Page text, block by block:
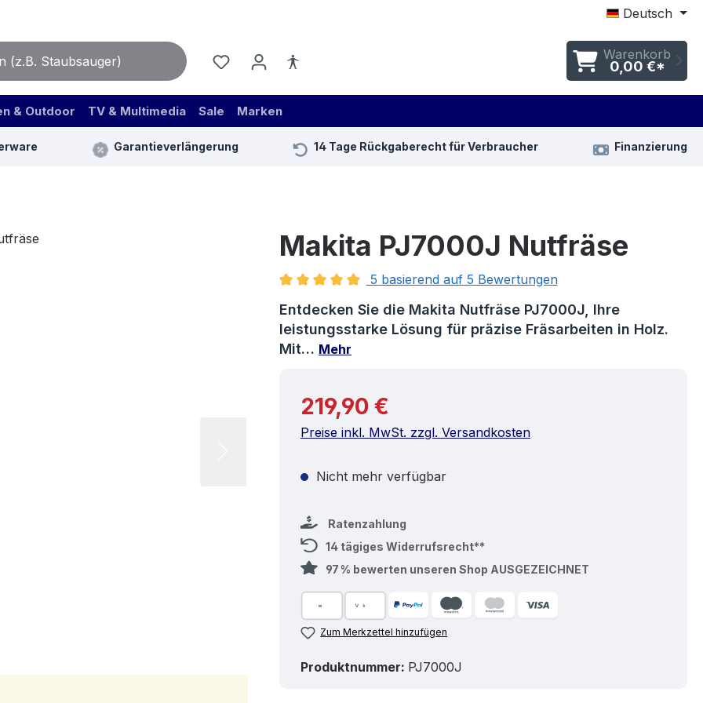
Deutsch
Warenkorb
0,00 €*
& Outdoor TV & Multimedia Sale Marken
Garantieverlängerung 14 Tage Rückgaberecht für Verbraucher Finanzierung
Makita PJ7000J Nutfräse
5 basierend auf 5 Bewertungen
Entdecken Sie die Makita Nutfräse PJ7000J, Ihre
leistungsstarke Lösung für präzise Fräsarbeiten in Holz.
Mit… Mehr
Regulärer Preis:
219,90 €
Preise inkl. MwSt. zzgl. Versandkosten
Nicht mehr verfügbar
Ratenzahlung
14 tägiges Widerrufsrecht**
97 % bewerten unseren Shop AUSGEZEICHNET
Zum Merkzettel hinzufügen
Produktnummer: PJ7000J